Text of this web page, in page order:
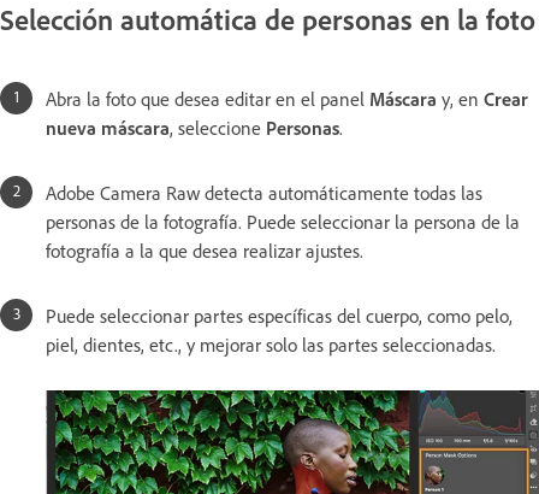
Selección automática de personas en la foto
Abra la foto que desea editar en el panel Máscara y, en Crear
nueva máscara, seleccione Personas.
Adobe Camera Raw detecta automáticamente todas las
personas de la fotografía. Puede seleccionar la persona de la
fotografía a la que desea realizar ajustes.
Puede seleccionar partes específicas del cuerpo, como pelo,
piel, dientes, etc., y mejorar solo las partes seleccionadas.